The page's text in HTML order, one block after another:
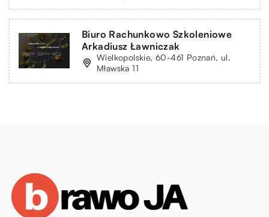
Biuro Rachunkowo Szkoleniowe
Arkadiusz Ławniczak
Wielkopolskie, 60-461 Poznań, ul.
Mławska 11